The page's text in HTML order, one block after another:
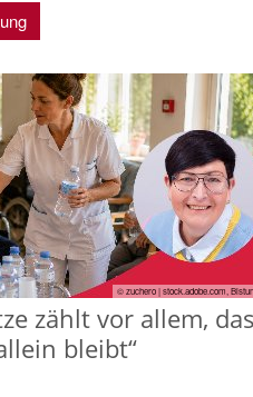
© zuchero | stock.adobe.com,
zählt vor allem,
bleibt“